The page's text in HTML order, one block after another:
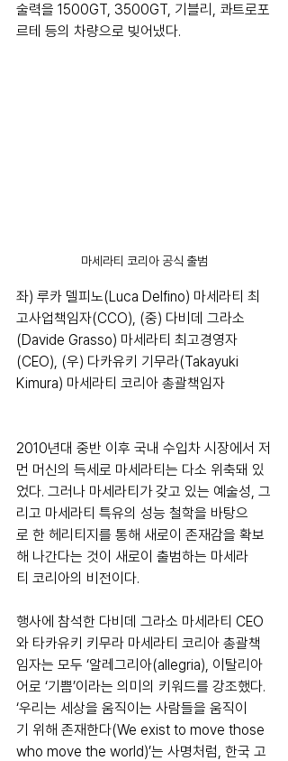
술력을 1500GT, 3500GT, 기블리, 콰트로포
르테 등의 차량으로 빚어냈다.
마세라티 코리아 공식 출범
좌) 루카 델피노(Luca Delfino) 마세라티 최
고사업책임자(CCO), (중) 다비데 그라소
(Davide Grasso) 마세라티 최고경영자
(CEO), (우) 다카유키 기무라(Takayuki
Kimura) 마세라티 코리아 총괄책임자
2010년대 중반 이후 국내 수입차 시장에서 저
먼 머신의 득세로 마세라티는 다소 위축돼 있
었다. 그러나 마세라티가 갖고 있는 예술성, 그
리고 마세라티 특유의 성능 철학을 바탕으
로 한 헤리티지를 통해 새로이 존재감을 확보
해 나간다는 것이 새로이 출범하는 마세라
티 코리아의 비전이다.
행사에 참석한 다비데 그라소 마세라티 CEO
와 타카유키 키무라 마세라티 코리아 총괄책
임자는 모두 ‘알레그리아(allegria), 이탈리아
어로 ‘기쁨’이라는 의미의 키워드를 강조했다.
‘우리는 세상을 움직이는 사람들을 움직이
기 위해 존재한다(We exist to move those
who move the world)’는 사명처럼, 한국 고